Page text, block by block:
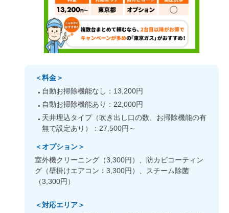
＜料金＞
自動お掃除機能なし：13,200円
自動お掃除機能あり：22,000円
天井埋込タイプ（吹き出し口の数、お掃除機能の有
無で設定あり）：27,500円～
＜オプション＞
室外機クリーニング（3,300円）、防カビコーティン
グ（壁掛けエアコン：3,300円）、スチーム除菌
（3,300円）
＜対応エリア＞